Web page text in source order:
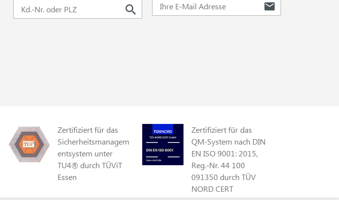
Zertifiziert für das
Sicherheitsmanagem
entsystem unter
TU4® durch TÜViT
Essen
Zertifiziert für das
QM-System nach DIN
EN ISO 9001: 2015,
Reg.-Nr. 44 100
091350 durch TÜV
NORD CERT